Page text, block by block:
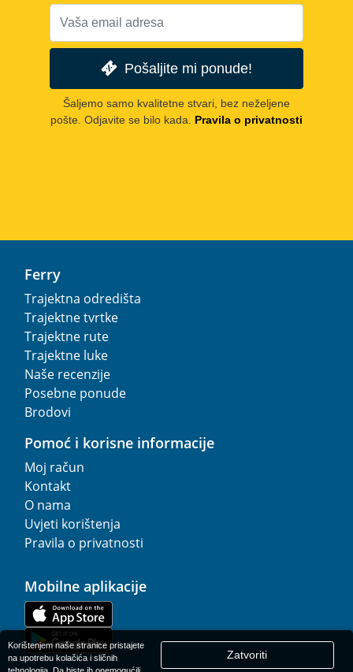
Pošaljite mi ponude!
Šaljemo samo kvalitetne stvari, bez neželjene
pošte. Odjavite se bilo kada.
Pravila o privatnosti
Ferry
Trajektna odredišta
Trajektne tvrtke
Trajektne rute
Trajektne luke
Naše recenzije
Posebne ponude
Brodovi
Pomoć i korisne informacije
Moj račun
Kontakt
O nama
Uvjeti korištenja
Pravila o privatnosti
Mobilne aplikacije
Korištenjem naše stranice pristajete
na upotrebu kolačića i sličnih
Zatvoriti